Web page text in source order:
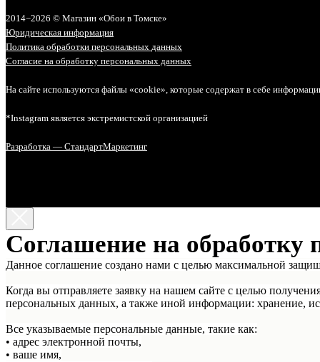
2014−2026 © Магазин «Обои в Томске»
Юридическая информация
Политика обработки персональных данных
Согласие на обработку персональных данных
На сайте используются файлы «cookie», которые содержат в себе
*Instagram является экстремистской организацией
Разработка — СтандартМаркетинг
Соглашение на обработку
Данное соглашение создано нами с целью максимальной
Когда вы отправляете заявку на нашем сайте с целью
персональных данных, а также иной информации: хранение,
Все указываемые персональные данные, такие как:
• адрес электронной почты,
• ваше имя,